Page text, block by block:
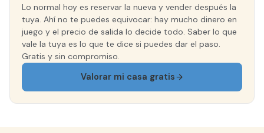
Lo normal hoy es reservar la nueva y vender después la
tuya. Ahí no te puedes equivocar: hay mucho dinero en
juego y el precio de salida lo decide todo. Saber lo que
vale la tuya es lo que te dice si puedes dar el paso.
Gratis y sin compromiso.
Valorar mi casa gratis